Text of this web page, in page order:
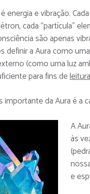
energia e vibração.
cada “partícula”
são apenas
definir a Aura como
(como uma luz
para fins de
importante da Aura é a
A
às
e